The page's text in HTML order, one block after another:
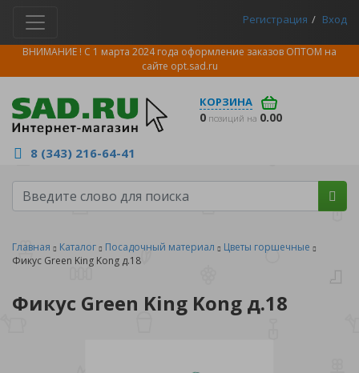
Регистрация Вход
ВНИМАНИЕ ! С 1 марта 2024 года оформление заказов ОПТОМ на
сайте opt.sad.ru
КОРЗИНА
0 позиций на 0.00
8 (343) 216-64-41
Главная Каталог Посадочный материал
Цветы горшечные
Фикус Green King Kong д.18
Фикус Green King Kong д.18